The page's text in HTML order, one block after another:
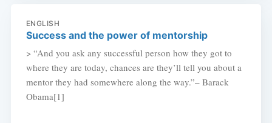
ENGLISH
Success and the power of mentorship
> “And you ask any successful person how they got to
where they are today, chances are they’ll tell you about a
mentor they had somewhere along the way.”– Barack
Obama[1]